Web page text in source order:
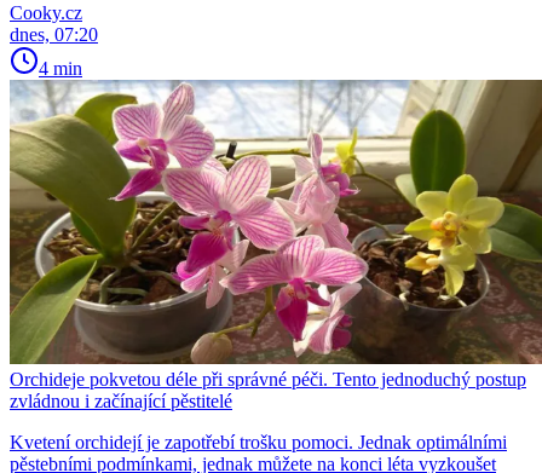
Cooky.cz
dnes, 07:20
4 min
Orchideje pokvetou déle při správné péči. Tento jednoduchý postup
zvládnou i začínající pěstitelé
Kvetení orchidejí je zapotřebí trošku pomoci. Jednak optimálními
pěstebními podmínkami, jednak můžete na konci léta vyzkoušet